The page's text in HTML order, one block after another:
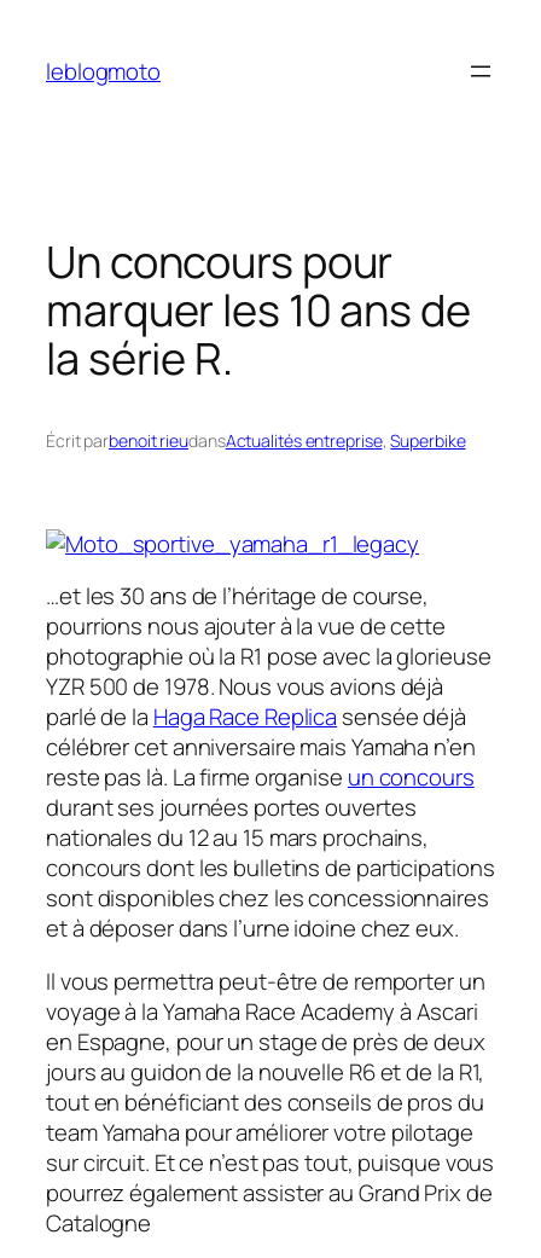
contenu
leblogmoto
Un concours pour
marquer les 10 ans de
la série R.
Écrit parbenoit rieudansActualités entreprise, Superbike
…et les 30 ans de l’héritage de course,
pourrions nous ajouter à la vue de cette
photographie où la R1 pose avec la glorieuse
YZR 500 de 1978. Nous vous avions déjà
parlé de la Haga Race Replica sensée déjà
célébrer cet anniversaire mais Yamaha n’en
reste pas là. La firme organise un concours
durant ses journées portes ouvertes
nationales du 12 au 15 mars prochains,
concours dont les bulletins de participations
sont disponibles chez les concessionnaires
et à déposer dans l’urne idoine chez eux.
Il vous permettra peut-être de remporter un
voyage à la Yamaha Race Academy à Ascari
en Espagne, pour un stage de près de deux
jours au guidon de la nouvelle R6 et de la R1,
tout en bénéficiant des conseils de pros du
team Yamaha pour améliorer votre pilotage
sur circuit. Et ce n’est pas tout, puisque vous
pourrez également assister au Grand Prix de
Catalogne